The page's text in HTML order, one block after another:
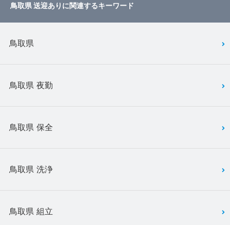
鳥取県 送迎ありに関連するキーワード
鳥取県
鳥取県 夜勤
鳥取県 保全
鳥取県 洗浄
鳥取県 組立